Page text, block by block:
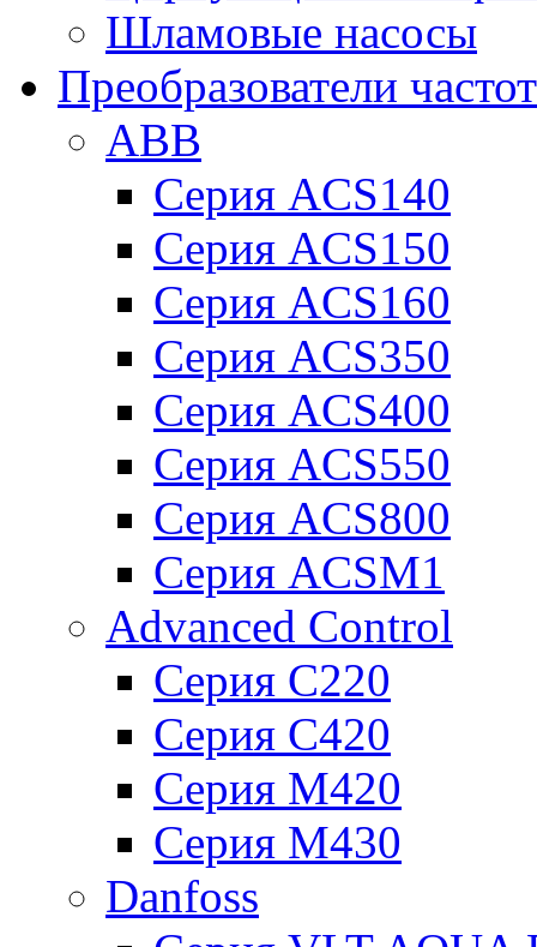
Шламовые насосы
Преобразователи
ABB
Серия ACS140
Серия ACS150
Серия ACS160
Серия ACS350
Серия ACS400
Серия ACS550
Серия ACS800
Серия ACSM1
Advanced Control
Серия C220
Серия C420
Серия M420
Серия M430
Danfoss